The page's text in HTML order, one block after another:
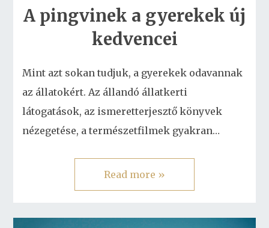
A pingvinek a gyerekek új
kedvencei
Mint azt sokan tudjuk, a gyerekek odavannak
az állatokért. Az állandó állatkerti
látogatások, az ismeretterjesztő könyvek
nézegetése, a természetfilmek gyakran…
Read more »